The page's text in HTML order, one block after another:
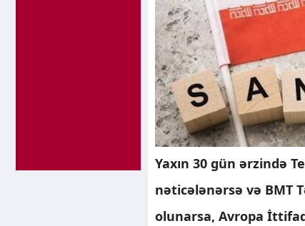
Yaxın 30 gün ərzində
nəticələnərsə və BMT
olunarsa, Avropa